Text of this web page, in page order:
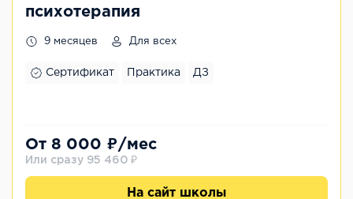
психотерапия
9 месяцев Для всех
Сертификат Практика ДЗ
От 8 000 ₽/мес
Или сразу 95 460 ₽
На сайт школы